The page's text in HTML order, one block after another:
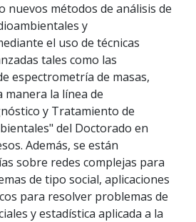
nuevos métodos de análisis de
y
el uso de técnicas
tales como las
espectrometría de masas,
la línea de
y Tratamiento de
del Doctorado en
Además, se están
sobre redes complejas para
de tipo social, aplicaciones
para resolver problemas de
y estadística aplicada a la